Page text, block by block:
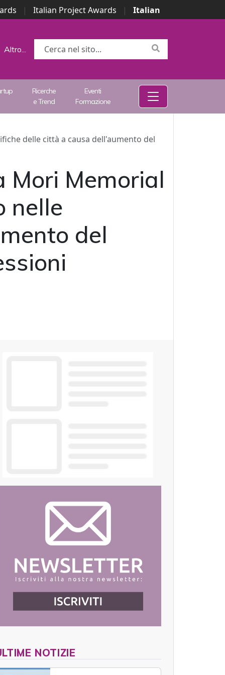
| Italian Project Awards |
Italian
Altro...
Ricerche
e Trend
Eventi
Formazione
delle città a causa dell'aumento del
Mori Memorial
nelle
del
NOTIZIE